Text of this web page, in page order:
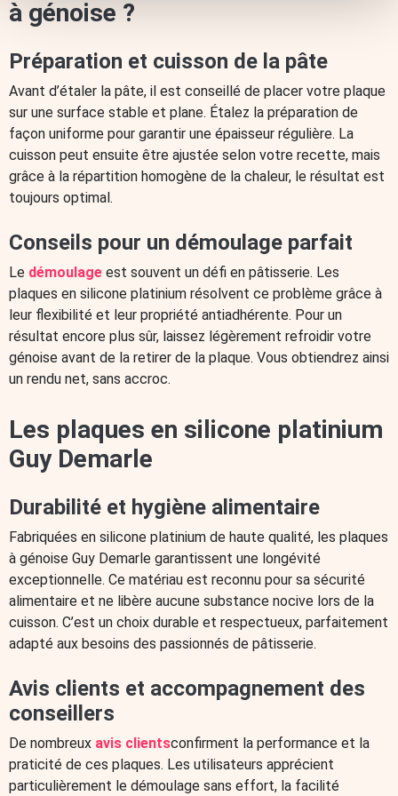
à génoise ?
Préparation et cuisson de la pâte
Avant d’étaler la pâte, il est conseillé de placer votre plaque
sur une surface stable et plane. Étalez la préparation de
façon uniforme pour garantir une épaisseur régulière. La
cuisson peut ensuite être ajustée selon votre recette, mais
grâce à la répartition homogène de la chaleur, le résultat est
toujours optimal.
Conseils pour un démoulage parfait
Le démoulage est souvent un défi en pâtisserie. Les
plaques en silicone platinium résolvent ce problème grâce à
leur flexibilité et leur propriété antiadhérente. Pour un
résultat encore plus sûr, laissez légèrement refroidir votre
génoise avant de la retirer de la plaque. Vous obtiendrez ainsi
un rendu net, sans accroc.
Les plaques en silicone platinium
Guy Demarle
Durabilité et hygiène alimentaire
Fabriquées en silicone platinium de haute qualité, les plaques
à génoise Guy Demarle garantissent une longévité
exceptionnelle. Ce matériau est reconnu pour sa sécurité
alimentaire et ne libère aucune substance nocive lors de la
cuisson. C’est un choix durable et respectueux, parfaitement
adapté aux besoins des passionnés de pâtisserie.
Avis clients et accompagnement des
conseillers
De nombreux avis clientsconfirment la performance et la
praticité de ces plaques. Les utilisateurs apprécient
particulièrement le démoulage sans effort, la facilité